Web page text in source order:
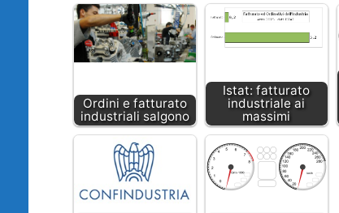
Ordini e fatturato
industriali salgono
Istat: fatturato
industriale ai
massimi